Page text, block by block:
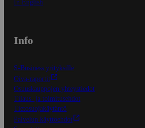
In English
Info
S-Business yrityksille
Oiva-raportit
Osuuskauppojen yhteystiedot
Tilaus- ja toimitusehdot
Tietosuojakäytäntö
Palvelun käyttöehdot